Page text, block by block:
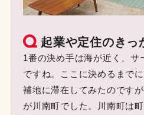
起業や定住のきっ
1番の決め手は海が近く、サ
ですね。ここに決めるまで
補地に滞在してみたのです
が川南町でした。川南町は